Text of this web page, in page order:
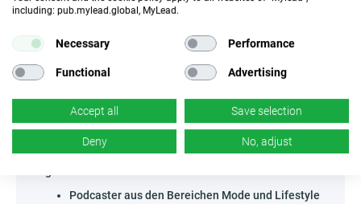
gefunden haben.
Lösungen – baue eine engagierte Community rund um das
Size-Nische!
Wer kann Biggmans - US bewerben?
Die Kampagne richtet sich an Personen, die in
Modeumfeldern aktiv sind, sowie an alle, die kreativ
Zielgruppen erreichen können, die sich für Stil und
Podcaster aus den Bereichen Mode und Lifestyle
including: pub.mylead.global, MyLead.
Necessary Performance
Functional Advertising
Accept all Save selection
Deny No, adjust